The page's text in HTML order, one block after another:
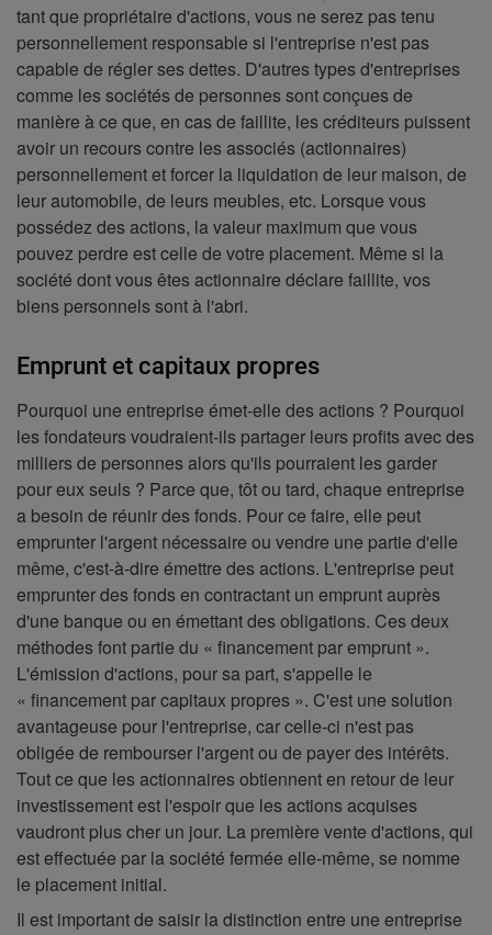
tant que propriétaire d'actions, vous ne serez pas tenu
personnellement responsable si l'entreprise n'est pas
capable de régler ses dettes. D'autres types d'entreprises
comme les sociétés de personnes sont conçues de
manière à ce que, en cas de faillite, les créditeurs puissent
avoir un recours contre les associés (actionnaires)
personnellement et forcer la liquidation de leur maison, de
leur automobile, de leurs meubles, etc. Lorsque vous
possédez des actions, la valeur maximum que vous
pouvez perdre est celle de votre placement. Même si la
société dont vous êtes actionnaire déclare faillite, vos
biens personnels sont à l'abri.
Emprunt et capitaux propres
Pourquoi une entreprise émet-elle des actions ? Pourquoi
les fondateurs voudraient-ils partager leurs profits avec des
milliers de personnes alors qu'ils pourraient les garder
pour eux seuls ? Parce que, tôt ou tard, chaque entreprise
a besoin de réunir des fonds. Pour ce faire, elle peut
emprunter l'argent nécessaire ou vendre une partie d'elle
même, c'est-à-dire émettre des actions. L'entreprise peut
emprunter des fonds en contractant un emprunt auprès
d'une banque ou en émettant des obligations. Ces deux
méthodes font partie du « financement par emprunt ».
L'émission d'actions, pour sa part, s'appelle le
« financement par capitaux propres ». C'est une solution
avantageuse pour l'entreprise, car celle-ci n'est pas
obligée de rembourser l'argent ou de payer des intérêts.
Tout ce que les actionnaires obtiennent en retour de leur
investissement est l'espoir que les actions acquises
vaudront plus cher un jour. La première vente d'actions, qui
est effectuée par la société fermée elle-même, se nomme
le placement initial.
Il est important de saisir la distinction entre une entreprise